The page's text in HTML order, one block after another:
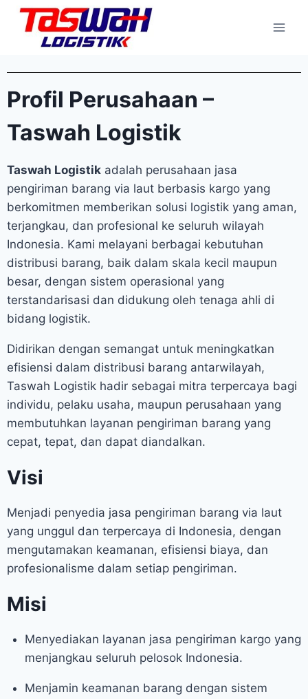
Profil Perusahaan –
Taswah Logistik
Taswah Logistik adalah perusahaan jasa
pengiriman barang via laut berbasis kargo yang
berkomitmen memberikan solusi logistik yang aman,
terjangkau, dan profesional ke seluruh wilayah
Indonesia. Kami melayani berbagai kebutuhan
distribusi barang, baik dalam skala kecil maupun
besar, dengan sistem operasional yang
terstandarisasi dan didukung oleh tenaga ahli di
bidang logistik.
Didirikan dengan semangat untuk meningkatkan
efisiensi dalam distribusi barang antarwilayah,
Taswah Logistik hadir sebagai mitra terpercaya bagi
individu, pelaku usaha, maupun perusahaan yang
membutuhkan layanan pengiriman barang yang
cepat, tepat, dan dapat diandalkan.
Visi
Menjadi penyedia jasa pengiriman barang via laut
yang unggul dan terpercaya di Indonesia, dengan
mengutamakan keamanan, efisiensi biaya, dan
profesionalisme dalam setiap pengiriman.
Misi
Menyediakan layanan jasa pengiriman kargo yang
menjangkau seluruh pelosok Indonesia.
Menjamin keamanan barang dengan sistem